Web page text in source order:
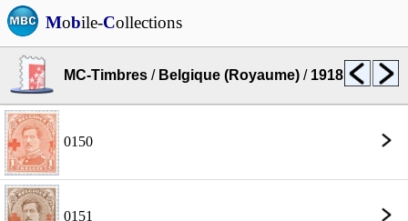
Mobile-Collections
MC-Timbres / Belgique (Royaume) / 1918
0150
0151